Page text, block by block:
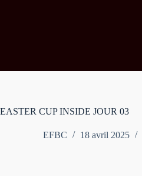
EASTER CUP INSIDE JOUR 03
EFBC 18 avril 2025